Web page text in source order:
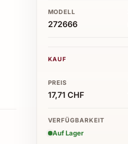
MODELL
272666
KAUF
PREIS
17,71 CHF
VERFÜGBARKEIT
Auf Lager